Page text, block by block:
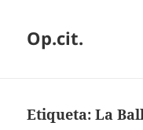
Op.cit.
Etiqueta:La